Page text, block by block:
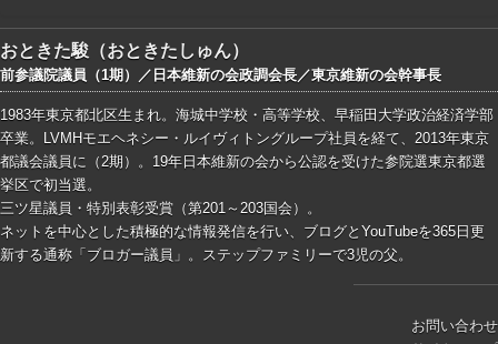
おときた駿（おときたしゅん）
前参議院議員（1期）／日本維新の会政調会長／東京維新の会幹事長
1983年東京都北区生まれ。海城中学校・高等学校、早稲田大学政治経済学部
卒業。LVMHモエヘネシー・ルイヴィトングループ社員を経て、2013年東京
都議会議員に（2期）。19年日本維新の会から公認を受けた参院選東京都選
挙区で初当選。
三ツ星議員・特別表彰受賞（第201～203国会）。
ネットを中心とした積極的な情報発信を行い、ブログとYouTubeを365日更
新する通称「ブロガー議員」。ステップファミリーで3児の父。
お問い合わせ